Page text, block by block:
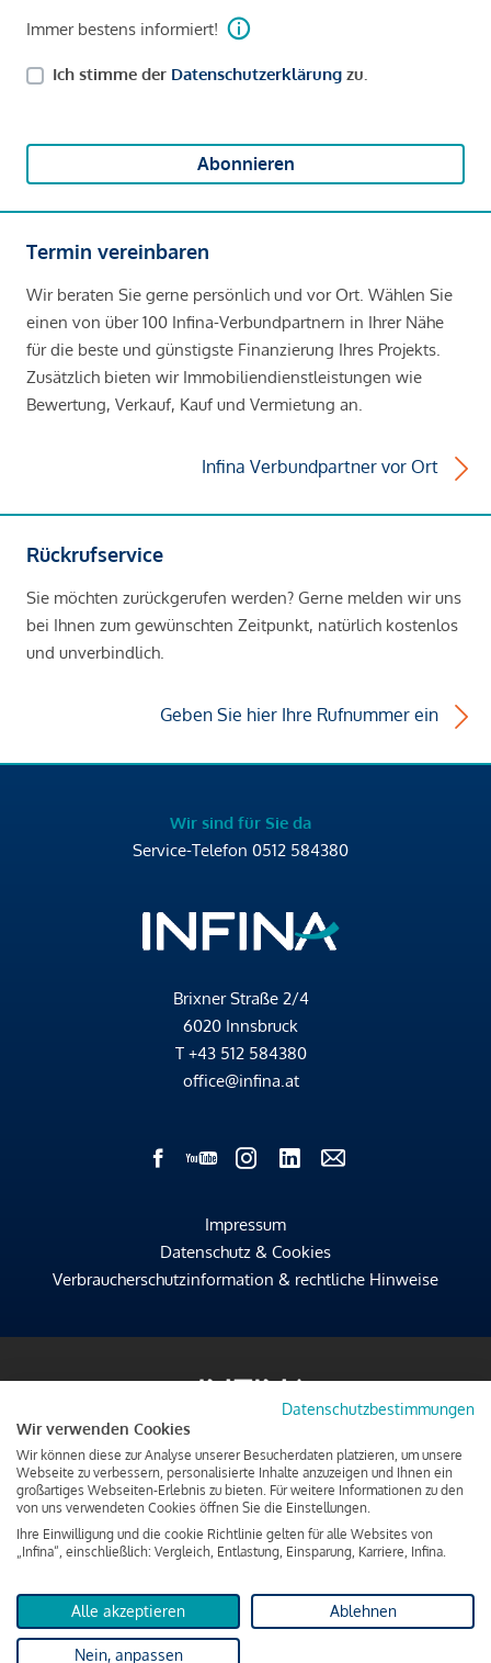
Immer bestens informiert!
Ich stimme der Datenschutzerklärung zu.
Abonnieren
Termin vereinbaren
Wir beraten Sie gerne persönlich und vor Ort. Wählen Sie
einen von über 100 Infina-Verbundpartnern in Ihrer Nähe
für die beste und günstigste Finanzierung Ihres Projekts.
Zusätzlich bieten wir Immobiliendienstleistungen wie
Bewertung, Verkauf, Kauf und Vermietung an.
Infina Verbundpartner vor Ort
Rückrufservice
Sie möchten zurückgerufen werden? Gerne melden wir uns
bei Ihnen zum gewünschten Zeitpunkt, natürlich kostenlos
und unverbindlich.
Geben Sie hier Ihre Rufnummer ein
Wir sind für Sie da
Service-Telefon 0512 584380
Brixner Straße 2/4
6020 Innsbruck
T +43 512 584380
office@infina.at
Impressum
Datenschutz & Cookies
Verbraucherschutzinformation & rechtliche Hinweise
Datenschutzbestimmungen
Wir verwenden Cookies
Wir können diese zur Analyse unserer Besucherdaten platzieren, um unsere
Webseite zu verbessern, personalisierte Inhalte anzuzeigen und Ihnen ein
großartiges Webseiten-Erlebnis zu bieten. Für weitere Informationen zu den
von uns verwendeten Cookies öffnen Sie die Einstellungen.
Ihre Einwilligung und die cookie Richtlinie gelten für alle Websites von
„Infina“, einschließlich: Vergleich, Entlastung, Einsparung, Karriere, Infina.
Alle akzeptieren Ablehnen
Nein, anpassen